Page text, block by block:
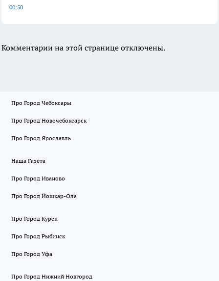
00:50
Комментарии на этой странице отключены.
Про Город Чебоксары
Про Город Новочебоксарск
Про Город Ярославль
Наша Газета
Про Город Иваново
Про Город Йошкар-Ола
Про Город Курск
Про Город Рыбинск
Про Город Уфа
Про Город Нижний Новгород